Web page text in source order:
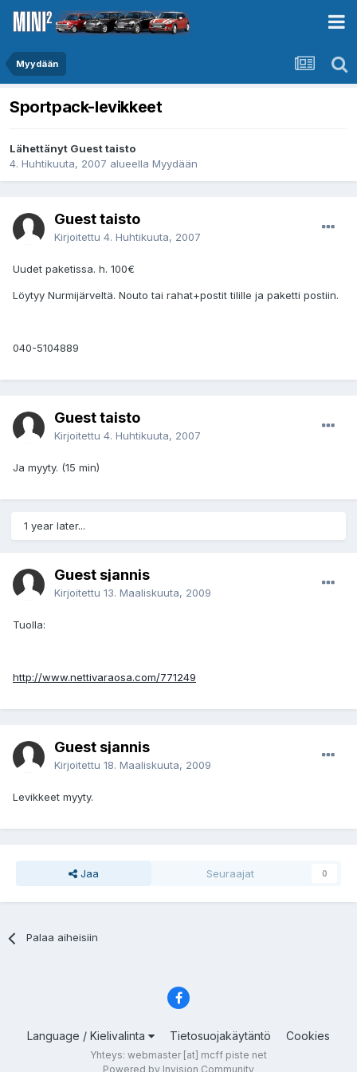
Myydään
Sportpack-levikkeet
Lähettänyt Guest taisto
4. Huhtikuuta, 2007 alueella Myydään
Guest taisto
Kirjoitettu 4. Huhtikuuta, 2007
Uudet paketissa. h. 100€
Löytyy Nurmijärveltä. Nouto tai rahat+postit tilille ja paketti postiin.
040-5104889
Guest taisto
Kirjoitettu 4. Huhtikuuta, 2007
Ja myyty. (15 min)
1 year later...
Guest sjannis
Kirjoitettu 13. Maaliskuuta, 2009
Tuolla:
http://www.nettivaraosa.com/771249
Guest sjannis
Kirjoitettu 18. Maaliskuuta, 2009
Levikkeet myyty.
Jaa Seuraajat 0
Palaa aiheisiin
Language / Kielivalinta Tietosuojakäytäntö Cookies
Yhteys: webmaster [at] mcff piste net
Powered by Invision Community